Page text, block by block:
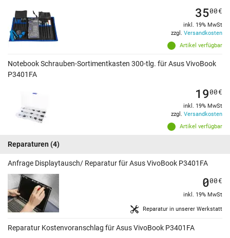
Artikel verfügbar
3500€
inkl. 19% MwSt
zzgl. Versandkosten
Notebook Schrauben-Sortimentkasten 300-tlg. für Asus VivoBook
P3401FA
Artikel verfügbar
1900€
inkl. 19% MwSt
zzgl. Versandkosten
Reparaturen (4)
Anfrage Displaytausch/ Reparatur für Asus VivoBook P3401FA
Reparatur in unserer Werkstatt
000€
inkl. 19% MwSt
Reparatur Kostenvoranschlag für Asus VivoBook P3401FA